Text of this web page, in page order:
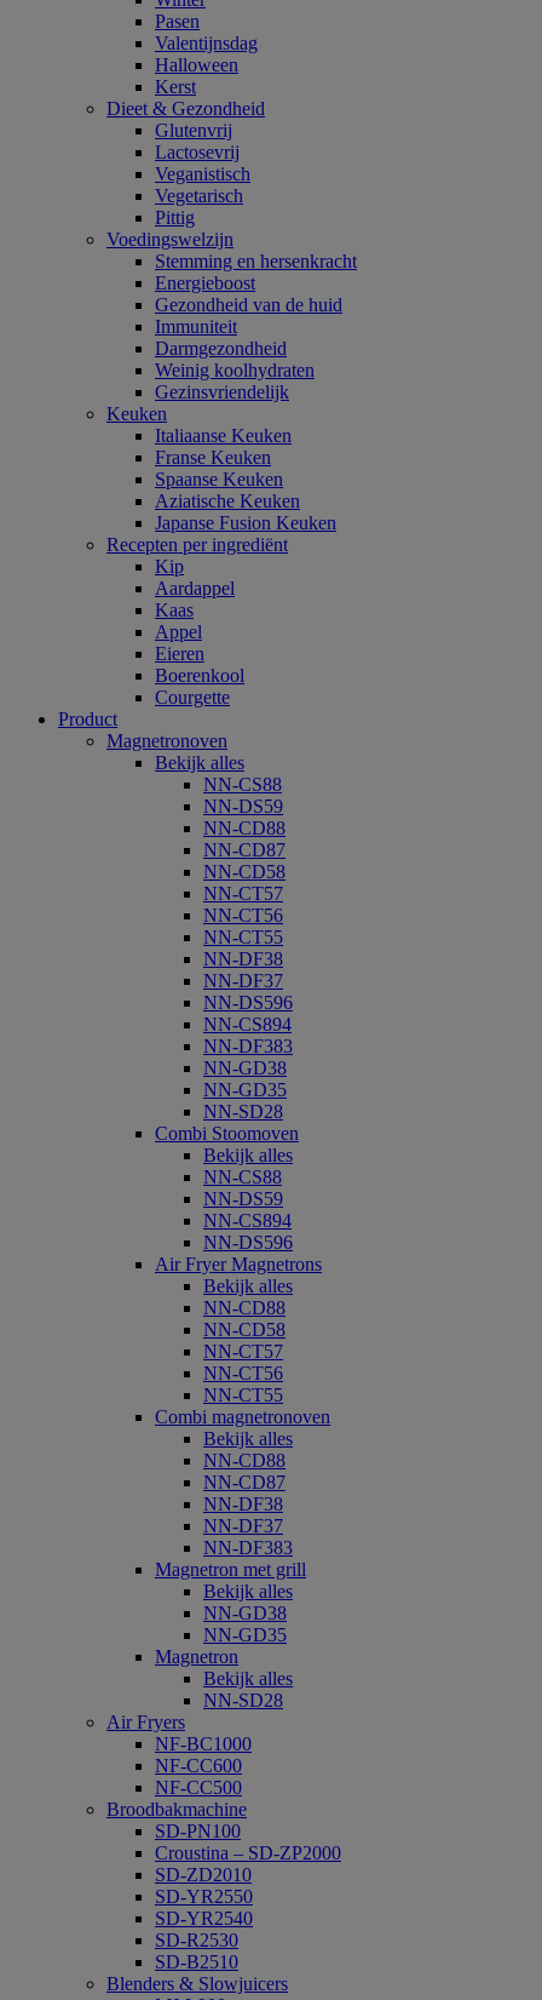
Pasen
Valentijnsdag
Halloween
Kerst
Dieet & Gezondheid
Glutenvrij
Lactosevrij
Veganistisch
Vegetarisch
Pittig
Voedingswelzijn
Stemming en hersenkracht
Energieboost
Gezondheid van de huid
Immuniteit
Darmgezondheid
Weinig koolhydraten
Gezinsvriendelijk
Keuken
Italiaanse Keuken
Franse Keuken
Spaanse Keuken
Aziatische Keuken
Japanse Fusion Keuken
Recepten per ingrediënt
Kip
Aardappel
Kaas
Appel
Eieren
Boerenkool
Courgette
Product
Magnetronoven
Bekijk alles
NN-CS88
NN-DS59
NN-CD88
NN-CD87
NN-CD58
NN-CT57
NN-CT56
NN-CT55
NN-DF38
NN-DF37
NN-DS596
NN-CS894
NN-DF383
NN-GD38
NN-GD35
NN-SD28
Combi Stoomoven
Bekijk alles
NN-CS88
NN-DS59
NN-CS894
NN-DS596
Air Fryer Magnetrons
Bekijk alles
NN-CD88
NN-CD58
NN-CT57
NN-CT56
NN-CT55
Combi magnetronoven
Bekijk alles
NN-CD88
NN-CD87
NN-DF38
NN-DF37
NN-DF383
Magnetron met grill
Bekijk alles
NN-GD38
NN-GD35
Magnetron
Bekijk alles
NN-SD28
Air Fryers
NF-BC1000
NF-CC600
NF-CC500
Broodbakmachine
SD-PN100
Croustina – SD-ZP2000
SD-ZD2010
SD-YR2550
SD-YR2540
SD-R2530
SD-B2510
Blenders & Slowjuicers